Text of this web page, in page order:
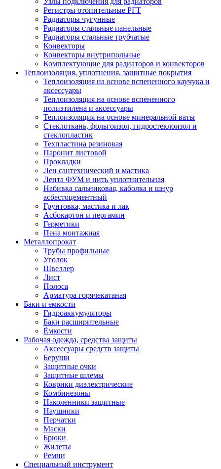
Регистры отопительные РГТ
Радиаторы чугунные
Радиаторы стальные панельные
Радиаторы стальные трубчатые
Конвекторы
Конвекторы внутрипольные
Комплектующие для радиаторов и конвекторов
Теплоизоляция, уплотнения, защитные покрытия
Теплоизоляция на основе вспененного каучука и
аксессуары
Теплоизоляция на основе вспененного
полиэтилена и аксессуары
Теплоизоляция на основе минеральной ваты
Стеклоткань, фольгоизол, гидростеклоизол и
стеклопластик
Техпластина резиновая
Паронит листовой
Прокладки
Лен сантехнический и мастика
Лента ФУМ и нить уплотнительная
Набивка сальниковая, каболка и шнур
асбестоцементный
Грунтовка, мастика и лак
Асбокартон и пергамин
Герметики
Пена монтажная
Металлопрокат
Трубы профильные
Уголок
Швеллер
Лист
Полоса
Арматура горячекатаная
Баки и емкости
Гидроаккумуляторы
Баки расширительные
Ёмкости
Рабочая одежда, средства защиты
Аксессуары средств защиты
Беруши
Защитные очки
Защитные шлемы
Коврики диэлектрические
Комбинезоны
Наколенники защитные
Наушники
Перчатки
Маски
Брюки
Жилеты
Ремни
Специальный инструмент